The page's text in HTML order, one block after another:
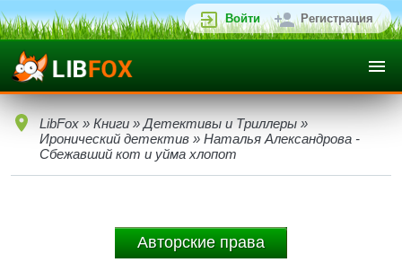
Войти Регистрация
LibFox » Книги » Детективы и Триллеры »
Иронический детектив » Наталья Александрова -
Сбежавший кот и уйма хлопот
Авторские права